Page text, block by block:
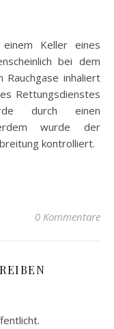
bei dem
inhaliert
Rettungsdienstes
durch einen
wurde der
kontrolliert.
0 Kommentare